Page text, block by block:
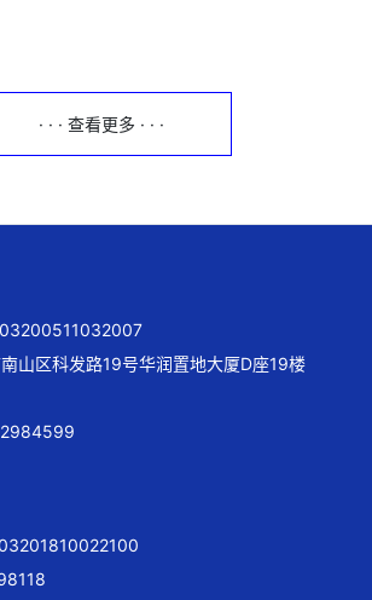
· · · 查看更多 · · ·
山区科发路19号华润置地大厦D座19楼